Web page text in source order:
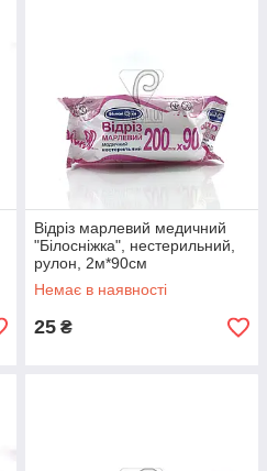
Відріз марлевий медичний
"Білосніжка", нестерильний,
рулон, 2м*90см
Немає в наявності
25 ₴